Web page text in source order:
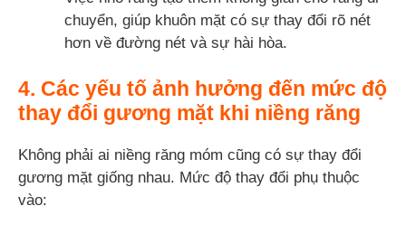
chuyển, giúp khuôn mặt có sự thay đổi rõ nét
hơn về đường nét và sự hài hòa.
4. Các yếu tố ảnh hưởng đến mức độ
thay đổi gương mặt khi niềng răng
Không phải ai niềng răng móm cũng có sự thay đổi
gương mặt giống nhau. Mức độ thay đổi phụ thuộc
vào: